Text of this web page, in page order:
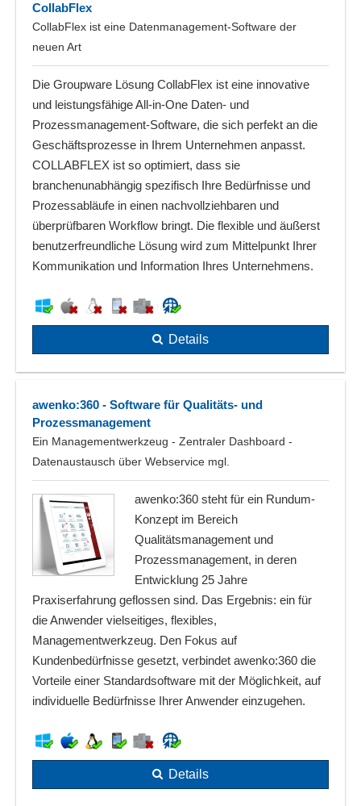
CollabFlex
CollabFlex ist eine Datenmanagement-Software der
neuen Art
Die Groupware Lösung CollabFlex ist eine innovative
und leistungsfähige All-in-One Daten- und
Prozessmanagement-Software, die sich perfekt an die
Geschäftsprozesse in Ihrem Unternehmen anpasst.
COLLABFLEX ist so optimiert, dass sie
branchenunabhängig spezifisch Ihre Bedürfnisse und
Prozessabläufe in einen nachvollziehbaren und
überprüfbaren Workflow bringt. Die flexible und äußerst
benutzerfreundliche Lösung wird zum Mittelpunkt Ihrer
Kommunikation und Information Ihres Unternehmens.
Details
awenko:360 - Software für Qualitäts- und
Prozessmanagement
Ein Managementwerkzeug - Zentraler Dashboard -
Datenaustausch über Webservice mgl.
awenko:360 steht für ein Rundum-
Konzept im Bereich
Qualitätsmanagement und
Prozessmanagement, in deren
Entwicklung 25 Jahre
Praxiserfahrung geflossen sind. Das Ergebnis: ein für
die Anwender vielseitiges, flexibles,
Managementwerkzeug. Den Fokus auf
Kundenbedürfnisse gesetzt, verbindet awenko:360 die
Vorteile einer Standardsoftware mit der Möglichkeit, auf
individuelle Bedürfnisse Ihrer Anwender einzugehen.
Details